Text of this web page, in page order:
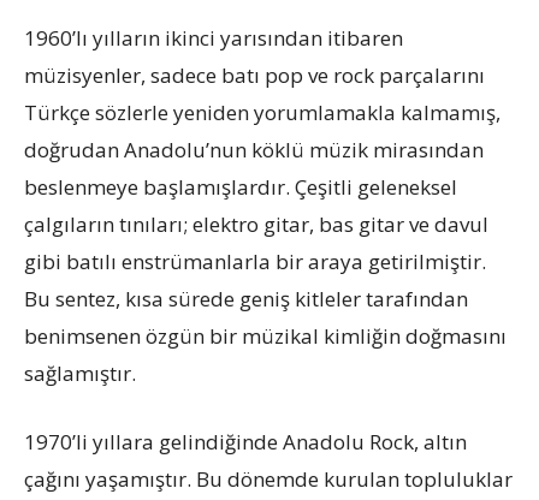
1960’lı yılların ikinci yarısından itibaren
müzisyenler, sadece batı pop ve rock parçalarını
Türkçe sözlerle yeniden yorumlamakla kalmamış,
doğrudan Anadolu’nun köklü müzik mirasından
beslenmeye başlamışlardır. Çeşitli geleneksel
çalgıların tınıları; elektro gitar, bas gitar ve davul
gibi batılı enstrümanlarla bir araya getirilmiştir.
Bu sentez, kısa sürede geniş kitleler tarafından
benimsenen özgün bir müzikal kimliğin doğmasını
sağlamıştır.
1970’li yıllara gelindiğinde Anadolu Rock, altın
çağını yaşamıştır. Bu dönemde kurulan topluluklar